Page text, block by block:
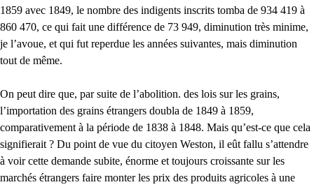
1859 avec 1849, le nombre des indigents inscrits tomba de 934 419 à
860 470, ce qui fait une différence de 73 949, diminution très minime,
je l’avoue, et qui fut reperdue les années suivantes, mais diminution
tout de même.
On peut dire que, par suite de l’abolition. des lois sur les grains,
l’importation des grains étrangers doubla de 1849 à 1859,
comparativement à la période de 1838 à 1848. Mais qu’est-ce que cela
signifierait ? Du point de vue du citoyen Weston, il eût fallu s’attendre
à voir cette demande subite, énorme et toujours croissante sur les
marchés étrangers faire monter les prix des produits agricoles à une